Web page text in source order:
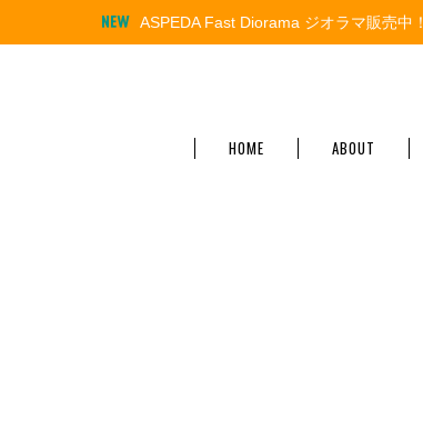
ASPEDA Fast Diorama ジオラマ販売中！
HOME ABOUT